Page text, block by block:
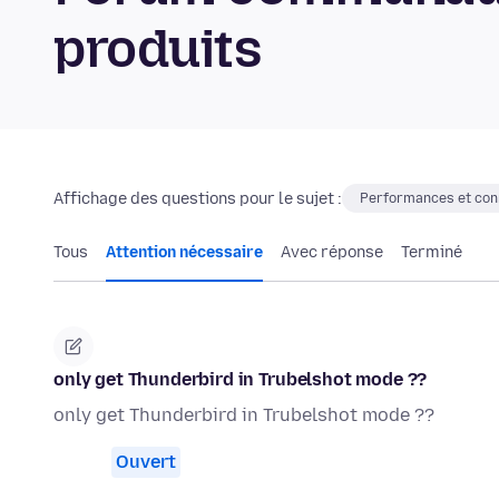
produits
Affichage des questions pour le sujet : Performances et
Tous Attention nécessaire Avec réponse Terminé
only get Thunderbird in Trubelshot mode ??
only get Thunderbird in Trubelshot mode ??
Ouvert